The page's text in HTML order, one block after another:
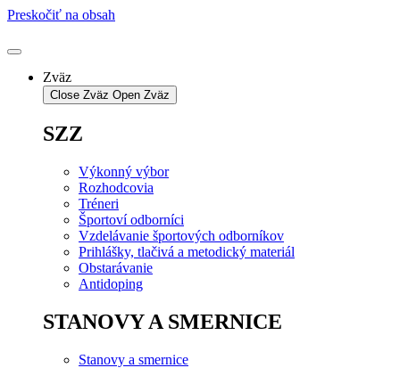
Preskočiť na obsah
Zväz
Close Zväz Open Zväz
SZZ
Výkonný výbor
Rozhodcovia
Tréneri
Športoví odborníci
Vzdelávanie športových odborníkov
Prihlášky, tlačivá a metodický materiál
Obstarávanie
Antidoping
STANOVY A SMERNICE
Stanovy a smernice